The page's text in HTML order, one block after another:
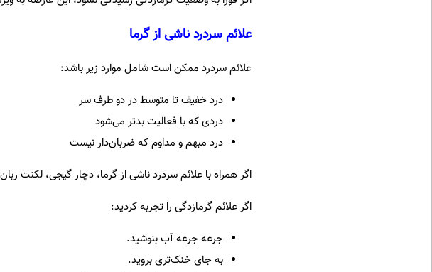
علائم سردرد ناشی از گرما
علائم سردرد ممکن است شامل موارد زیر باشد:
درد خفیف تا متوسط ​​در دو طرف سر
دردی که با فعالیت بدتر می‌شود
درد مبهم و مداوم که ضربان‌دار نیست
اگر همراه با علائم سردرد ناشی از گرما، دچار گیجی، لکنت
اگر علائم گرمازدگی را تجربه کردید:
جرعه جرعه آب بنوشید.
به جای خنک‌تری بروید.